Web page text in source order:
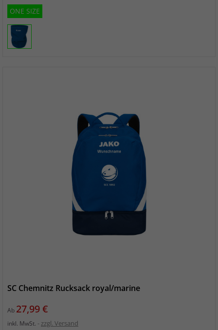
ONE SIZE
SC Chemnitz Rucksack royal/marine
Ab Preis
27,99 €
inkl. MwSt. zzgl. Versand